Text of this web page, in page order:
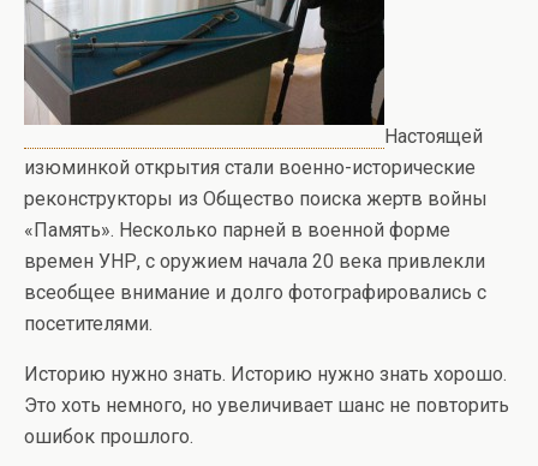
Настоящей
изюминкой открытия стали военно-исторические
реконструкторы из Общество поиска жертв войны
«Память». Несколько парней в военной форме
времен УНР, с оружием начала 20 века привлекли
всеобщее внимание и долго фотографировались с
посетителями.
Историю нужно знать. Историю нужно знать хорошо.
Это хоть немного, но увеличивает шанс не повторить
ошибок прошлого.